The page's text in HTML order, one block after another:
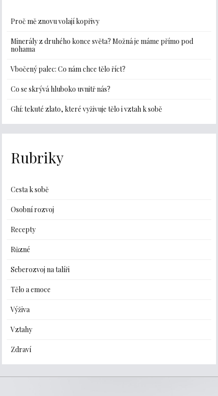
Proč mě znovu volají kopřivy
Minerály z druhého konce světa? Možná je máme přímo pod
nohama
Vbočený palec: Co nám chce tělo říct?
Co se skrývá hluboko uvnitř nás?
Ghí: tekuté zlato, které vyživuje tělo i vztah k sobě
Rubriky
Cesta k sobě
Osobní rozvoj
Recepty
Různé
Seberozvoj na talíři
Tělo a emoce
Výživa
Vztahy
Zdraví